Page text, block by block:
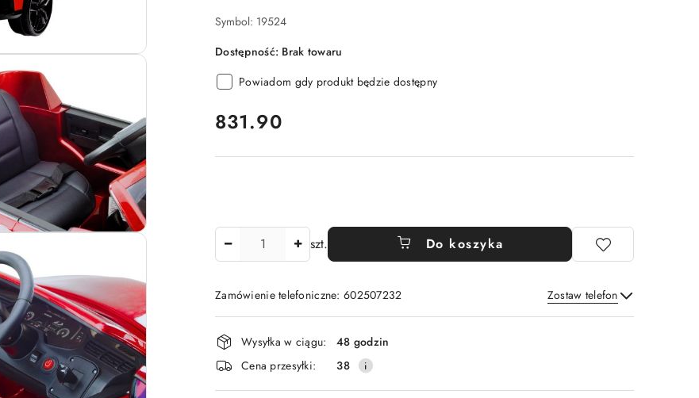
Symbol: 19524
Dostępność: Brak towaru
Powiadom gdy produkt będzie dostępny
cena:
831.90
szt. Do koszyka
Zamówienie telefoniczne: 602507232 Zostaw telefon
Wyślij
Dostępność
i
dostawa
Wysyłka w ciągu:
48 godzin
Cena przesyłki:
38